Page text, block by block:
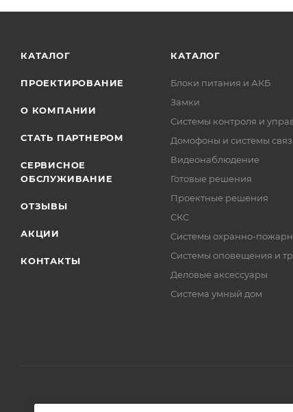
КАТАЛОГ
ПРОЕКТИРОВАНИЕ
О КОМПАНИИ
СТАТЬ ПАРТНЕРОМ
СЕРВИСНОЕ
ОБСЛУЖИВАНИЕ
ОТЗЫВЫ
АКЦИИ
КОНТАКТЫ
КАТАЛОГ
Блоки питания и АКБ
Замки
Системы контроля и
Домофоны и системы
Видеонаблюдение
Готовые решения
Проектные решения
СКС
Системы охранно-
Системы оповещения и
Деловые аксессуары
Система умный дом